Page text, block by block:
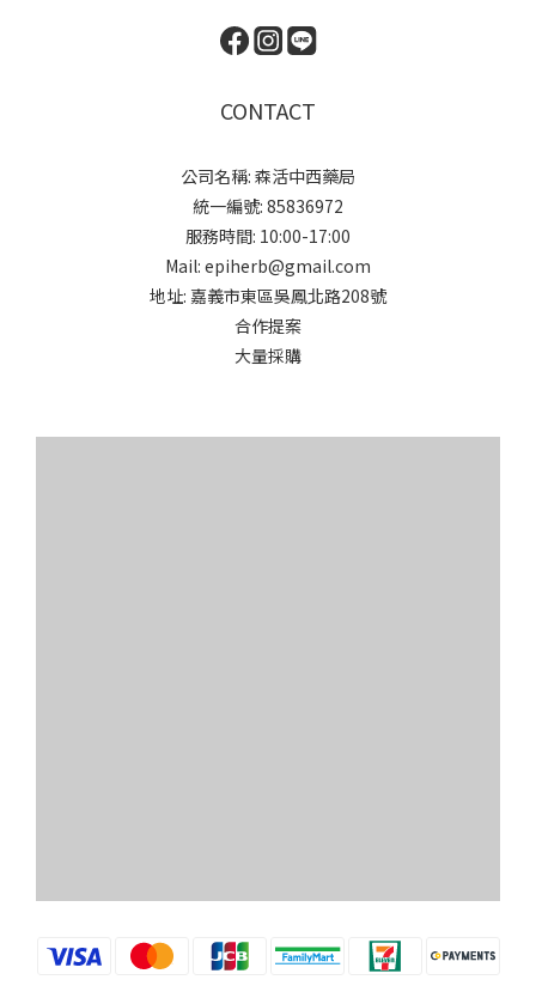
CONTACT
公司名稱: 森活中西藥局
統一編號: 85836972
服務時間: 10:00-17:00
Mail: epiherb@gmail.com
地址: 嘉義市東區吳鳳北路208號
合作提案
大量採購